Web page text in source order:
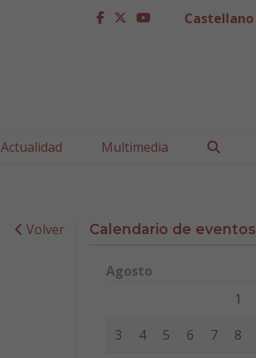
facebook
twitter
youtubeCastellano
Actualidad Multimedia
Volver Calendario de eventos
Agosto
Miércoles
1
3 4 5 6 7 8